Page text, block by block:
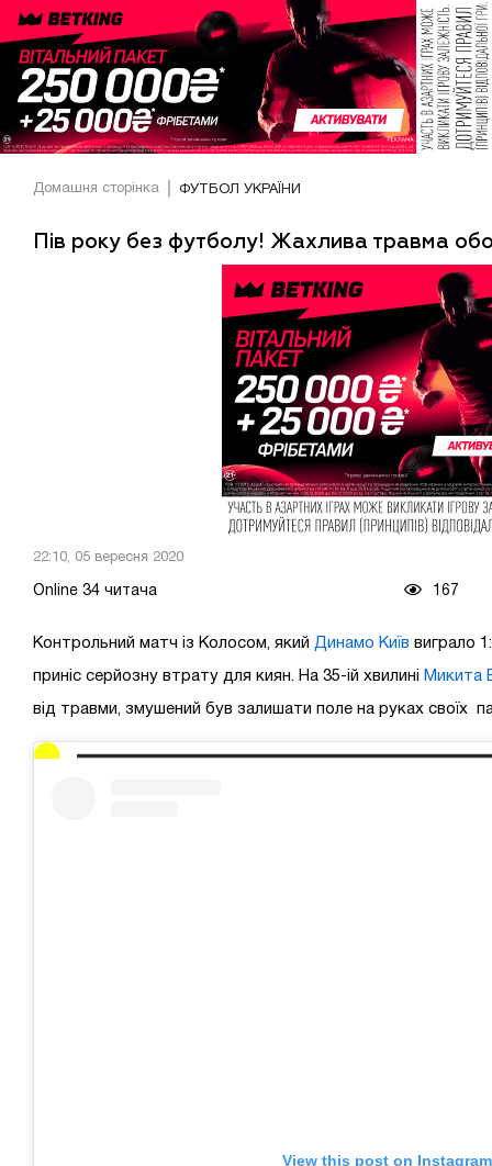
Домашня сторінка ФУТБОЛ УКРАЇНИ
Пів року без футболу! Жахлива травма
22:10, 05 вересня 2020
Online 34 читача 167
Контрольний матч із Колосом, який Динамо Київ виграло
приніс серйозну втрату для киян. На 35-ій хвилині Микита
від травми, змушений був залишати поле на руках своїх
View this post on Instagram